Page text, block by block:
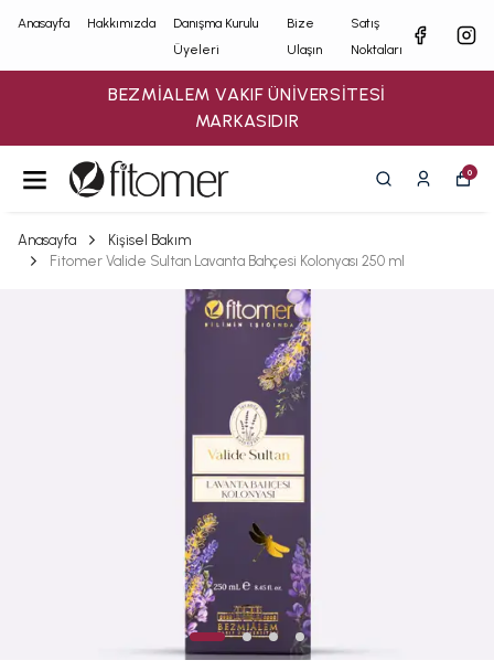
Anasayfa Hakkımızda
Danışma Kurulu
Üyeleri
Bize
Ulaşın
Satış
Noktaları
BEZMİALEM VAKIF ÜNİVERSİTESİ
MARKASIDIR
0
Anasayfa
Kişisel Bakım
Fitomer Valide Sultan Lavanta Bahçesi Kolonyası 250 ml